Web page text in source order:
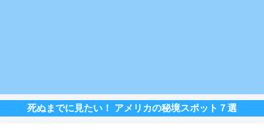
死ぬまでに見たい！ アメリカの秘境スポット７選